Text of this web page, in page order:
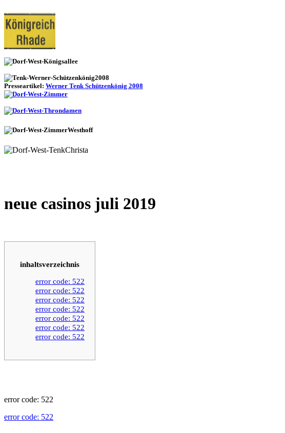
Presseartikel: Werner Tenk Schützenkönig 2008
neue casinos juli 2019
inhaltsverzeichnis
error code: 522
error code: 522
error code: 522
error code: 522
error code: 522
error code: 522
error code: 522
error code: 522
error code: 522